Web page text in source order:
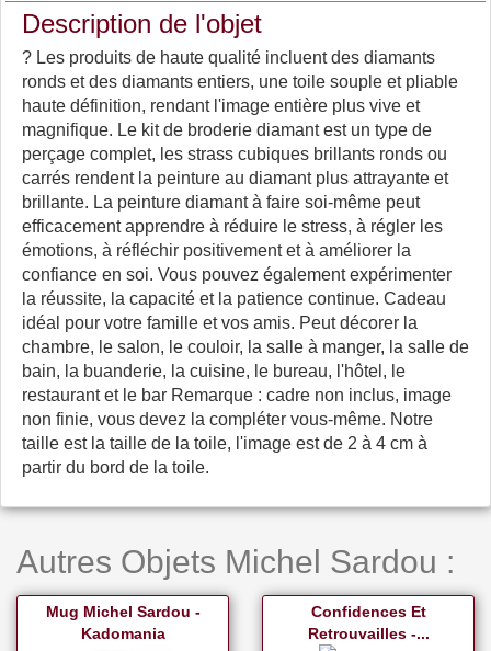
Description de l'objet
? Les produits de haute qualité incluent des diamants
ronds et des diamants entiers, une toile souple et pliable
haute définition, rendant l'image entière plus vive et
magnifique. Le kit de broderie diamant est un type de
perçage complet, les strass cubiques brillants ronds ou
carrés rendent la peinture au diamant plus attrayante et
brillante. La peinture diamant à faire soi-même peut
efficacement apprendre à réduire le stress, à régler les
émotions, à réfléchir positivement et à améliorer la
confiance en soi. Vous pouvez également expérimenter
la réussite, la capacité et la patience continue. Cadeau
idéal pour votre famille et vos amis. Peut décorer la
chambre, le salon, le couloir, la salle à manger, la salle de
bain, la buanderie, la cuisine, le bureau, l'hôtel, le
restaurant et le bar Remarque : cadre non inclus, image
non finie, vous devez la compléter vous-même. Notre
taille est la taille de la toile, l'image est de 2 à 4 cm à
partir du bord de la toile.
Autres Objets Michel Sardou :
Mug Michel Sardou -
Kadomania
Confidences Et
Retrouvailles -...